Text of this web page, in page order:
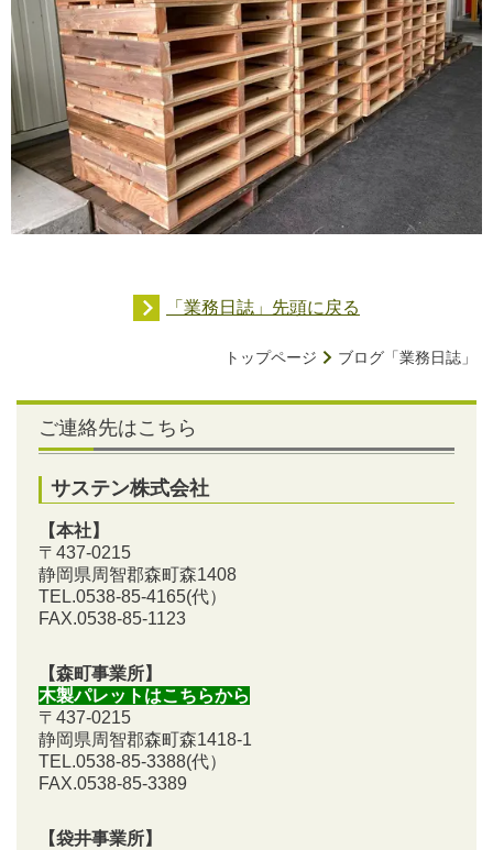
「業務日誌」先頭に戻る
トップページ ブログ「業務日誌」
ご連絡先はこちら
サステン株式会社
【本社】
〒437-0215
静岡県周智郡森町森1408
TEL.0538-85-4165(代）
FAX.0538-85-1123
【森町事業所】
木製パレットはこちらから
〒437-0215
静岡県周智郡森町森1418-1
TEL.0538-85-3388(代）
FAX.0538-85-3389
【袋井事業所】